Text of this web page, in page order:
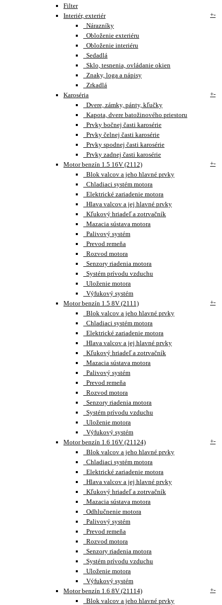
Filter
Interiér, exteriér
+-
Nárazníky
Obloženie exteriéru
Obloženie interiéru
Sedadlá
Sklo, tesnenia, ovládanie okien
Znaky, loga a nápisy
Zrkadlá
Karoséria
+-
Dvere, zámky, pánty, kľučky
Kapota, dvere batožinového priestoru
Prvky bočnej časti karosérie
Prvky čelnej časti karosérie
Prvky spodnej časti karosérie
Prvky zadnej časti karosérie
Motor benzín 1.5 16V (2112)
+-
Blok valcov a jeho hlavné prvky
Chladiaci systém motora
Elektrické zariadenie motora
Hlava valcov a jej hlavné prvky
Kľukový hriadeľ a zotrvačník
Mazacia sústava motora
Palivový systém
Prevod remeňa
Rozvod motora
Senzory riadenia motora
Systém prívodu vzduchu
Uloženie motora
Výfukový systém
Motor benzín 1.5 8V (2111)
+-
Blok valcov a jeho hlavné prvky
Chladiaci systém motora
Elektrické zariadenie motora
Hlava valcov a jej hlavné prvky
Kľukový hriadeľ a zotrvačník
Mazacia sústava motora
Palivový systém
Prevod remeňa
Rozvod motora
Senzory riadenia motora
Systém prívodu vzduchu
Uloženie motora
Výfukový systém
Motor benzín 1.6 16V (21124)
+-
Blok valcov a jeho hlavné prvky
Chladiaci systém motora
Elektrické zariadenie motora
Hlava valcov a jej hlavné prvky
Kľukový hriadeľ a zotrvačník
Mazacia sústava motora
Odhlučnenie motora
Palivový systém
Prevod remeňa
Rozvod motora
Senzory riadenia motora
Systém prívodu vzduchu
Uloženie motora
Výfukový systém
Motor benzín 1.6 8V (21114)
+-
Blok valcov a jeho hlavné prvky